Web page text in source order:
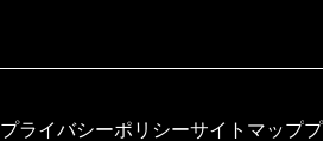
プライバシーポリシーサイトマップ